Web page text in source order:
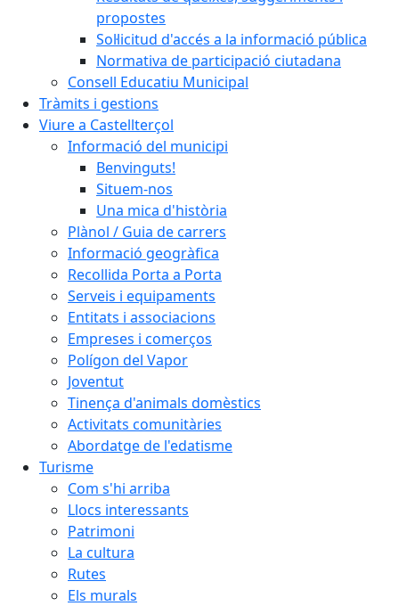
propostes
Sol·licitud d'accés a la informació pública
Normativa de participació ciutadana
Consell Educatiu Municipal
Tràmits i gestions
Viure a Castellterçol
Informació del municipi
Benvinguts!
Situem-nos
Una mica d'història
Plànol / Guia de carrers
Informació geogràfica
Recollida Porta a Porta
Serveis i equipaments
Entitats i associacions
Empreses i comerços
Polígon del Vapor
Joventut
Tinença d'animals domèstics
Activitats comunitàries
Abordatge de l'edatisme
Turisme
Com s'hi arriba
Llocs interessants
Patrimoni
La cultura
Rutes
Els murals